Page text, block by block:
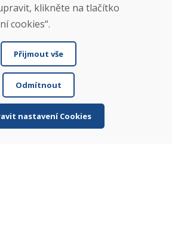
posíláme elektrokola
podmínky
a výměna zboží
osobních údajů
klikněte na tlačítko
cookies“.
Přijmout vše
Odmítnout
nastavení Cookies